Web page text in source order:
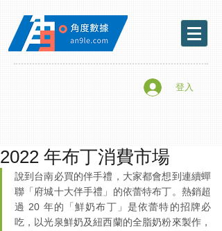
登入
2022 年布丁消費市場
說到台南必買的伴手禮，大家都會想到連續蟬
聯「府城十大伴手禮」的依蕾特布丁。熱銷超
過 20 年的「鮮奶布丁」是依蕾特的招牌必
吃，以光泉鮮奶及紐西蘭的全脂奶粉來製作，